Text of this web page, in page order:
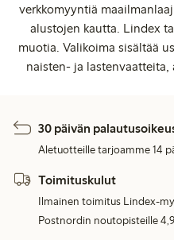
verkkomyyntiä
alustojen kautta. Lindex
muotia. Valikoima sisältää
naisten- ja lastenvaatteita,
30 päivän
Aletuotteille tarjoamme 14
Toimituskulut
Ilmainen toimitus Lindex-
Postnordin noutopisteille